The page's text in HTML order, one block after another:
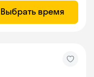
Выбрать время